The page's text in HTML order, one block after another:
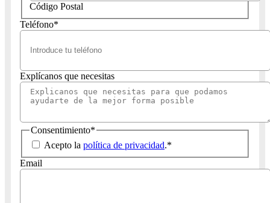
Código Postal
Teléfono*
Explícanos que necesitas
Consentimiento*
Acepto la política de privacidad.*
Email